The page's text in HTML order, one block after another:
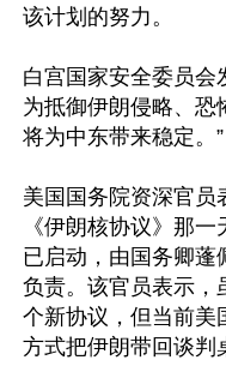
该计划的努力。
白宫国家安全委员会
为抵御伊朗侵略、恐
将为中东带来稳定。”
美国国务院资深官员
《伊朗核协议》那
已启动，由国务卿蓬
负责。该官员表示，
个新协议，但当前美